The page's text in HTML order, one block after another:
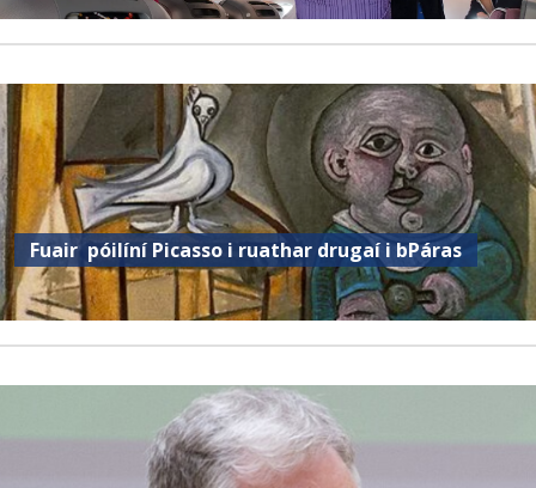
Fuair ​​ póilíní Picasso i ruathar drugaí i bPáras